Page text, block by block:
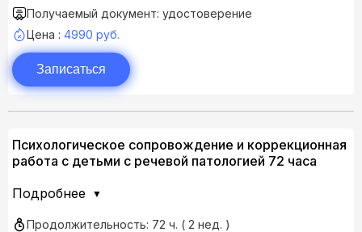
Получаемый документ: удостоверение
Цена : 4990 руб.
Записаться
Психологическое сопровождение и коррекционная
работа с детьми с речевой патологией 72 часа
Подробнее
Продолжительность: 72 ч. ( 2 нед. )